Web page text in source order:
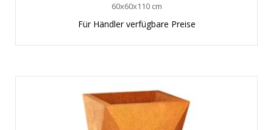
60x60x110 cm
Für Händler verfügbare Preise